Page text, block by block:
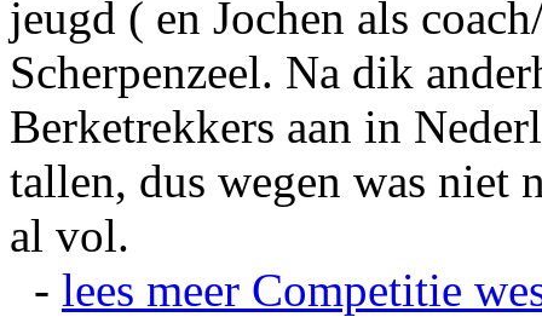
jeugd ( en Jochen als
Scherpenzeel. Na dik
Berketrekkers aan in
tallen, dus wegen was niet
al vol.
- lees meer Competitie